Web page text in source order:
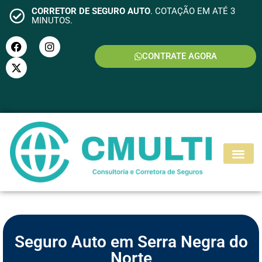
CORRETOR DE SEGURO AUTO. COTAÇÃO EM ATÉ 3
MINUTOS.
CONTRATE AGORA
SEGURO MOTO
Seguro Auto em Serra Negra do